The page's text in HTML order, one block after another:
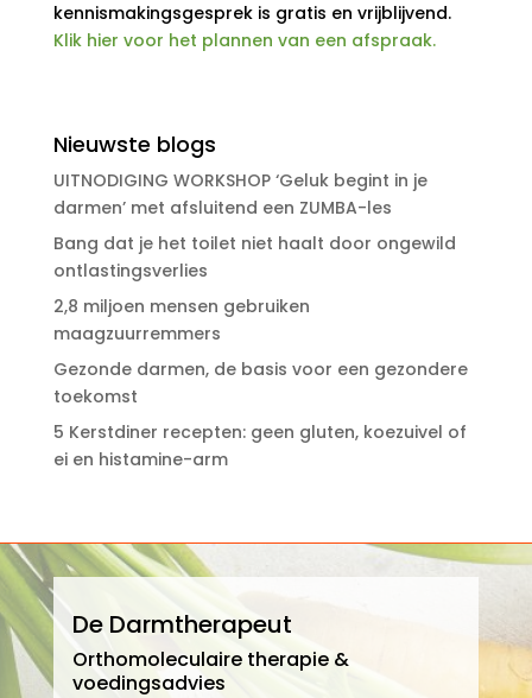
kennismakingsgesprek is gratis en vrijblijvend.
Klik hier voor het plannen van een afspraak.
Nieuwste blogs
UITNODIGING WORKSHOP ‘Geluk begint in je
darmen’ met afsluitend een ZUMBA-les
Bang dat je het toilet niet haalt door ongewild
ontlastingsverlies
2,8 miljoen mensen gebruiken
maagzuurremmers
Gezonde darmen, de basis voor een gezondere
toekomst
5 Kerstdiner recepten: geen gluten, koezuivel of
ei en histamine-arm
De Darmtherapeut
Orthomoleculaire therapie &
voedingsadvies